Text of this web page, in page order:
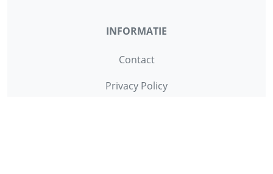
INFORMATIE
Contact
Privacy Policy